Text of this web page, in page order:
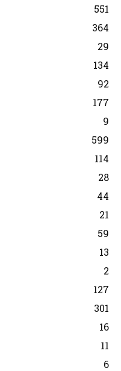
551
364
29
134
92
177
9
599
114
28
44
21
59
13
2
127
301
16
11
6